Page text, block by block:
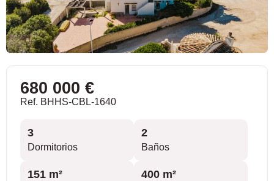
680 000 €
Ref. BHHS-CBL-1640
3
Dormitorios
2
Baños
151 m² 400 m²